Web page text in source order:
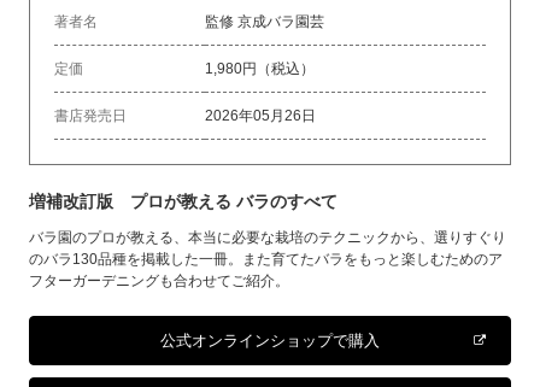
著者名 監修 京成バラ園芸
定価 1,980円（税込）
書店発売日 2026年05月26日
増補改訂版 プロが教える バラのすべて
バラ園のプロが教える、本当に必要な栽培のテクニックから、選りすぐり
のバラ130品種を掲載した一冊。また育てたバラをもっと楽しむためのア
フターガーデニングも合わせてご紹介。
公式オンラインショップで購入